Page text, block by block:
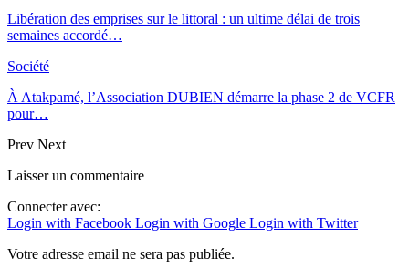
Libération des emprises sur le littoral : un ultime délai de trois
semaines accordé…
Société
À Atakpamé, l’Association DUBIEN démarre la phase 2 de VCFR
pour…
Prev Next
Laisser un commentaire
Connecter avec:
Login with Facebook Login with Google Login with Twitter
Votre adresse email ne sera pas publiée.